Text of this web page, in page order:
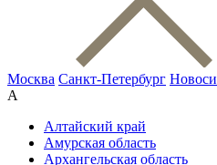
Москва Санкт-Петербург
А
Алтайский край
Амурская область
Архангельская область